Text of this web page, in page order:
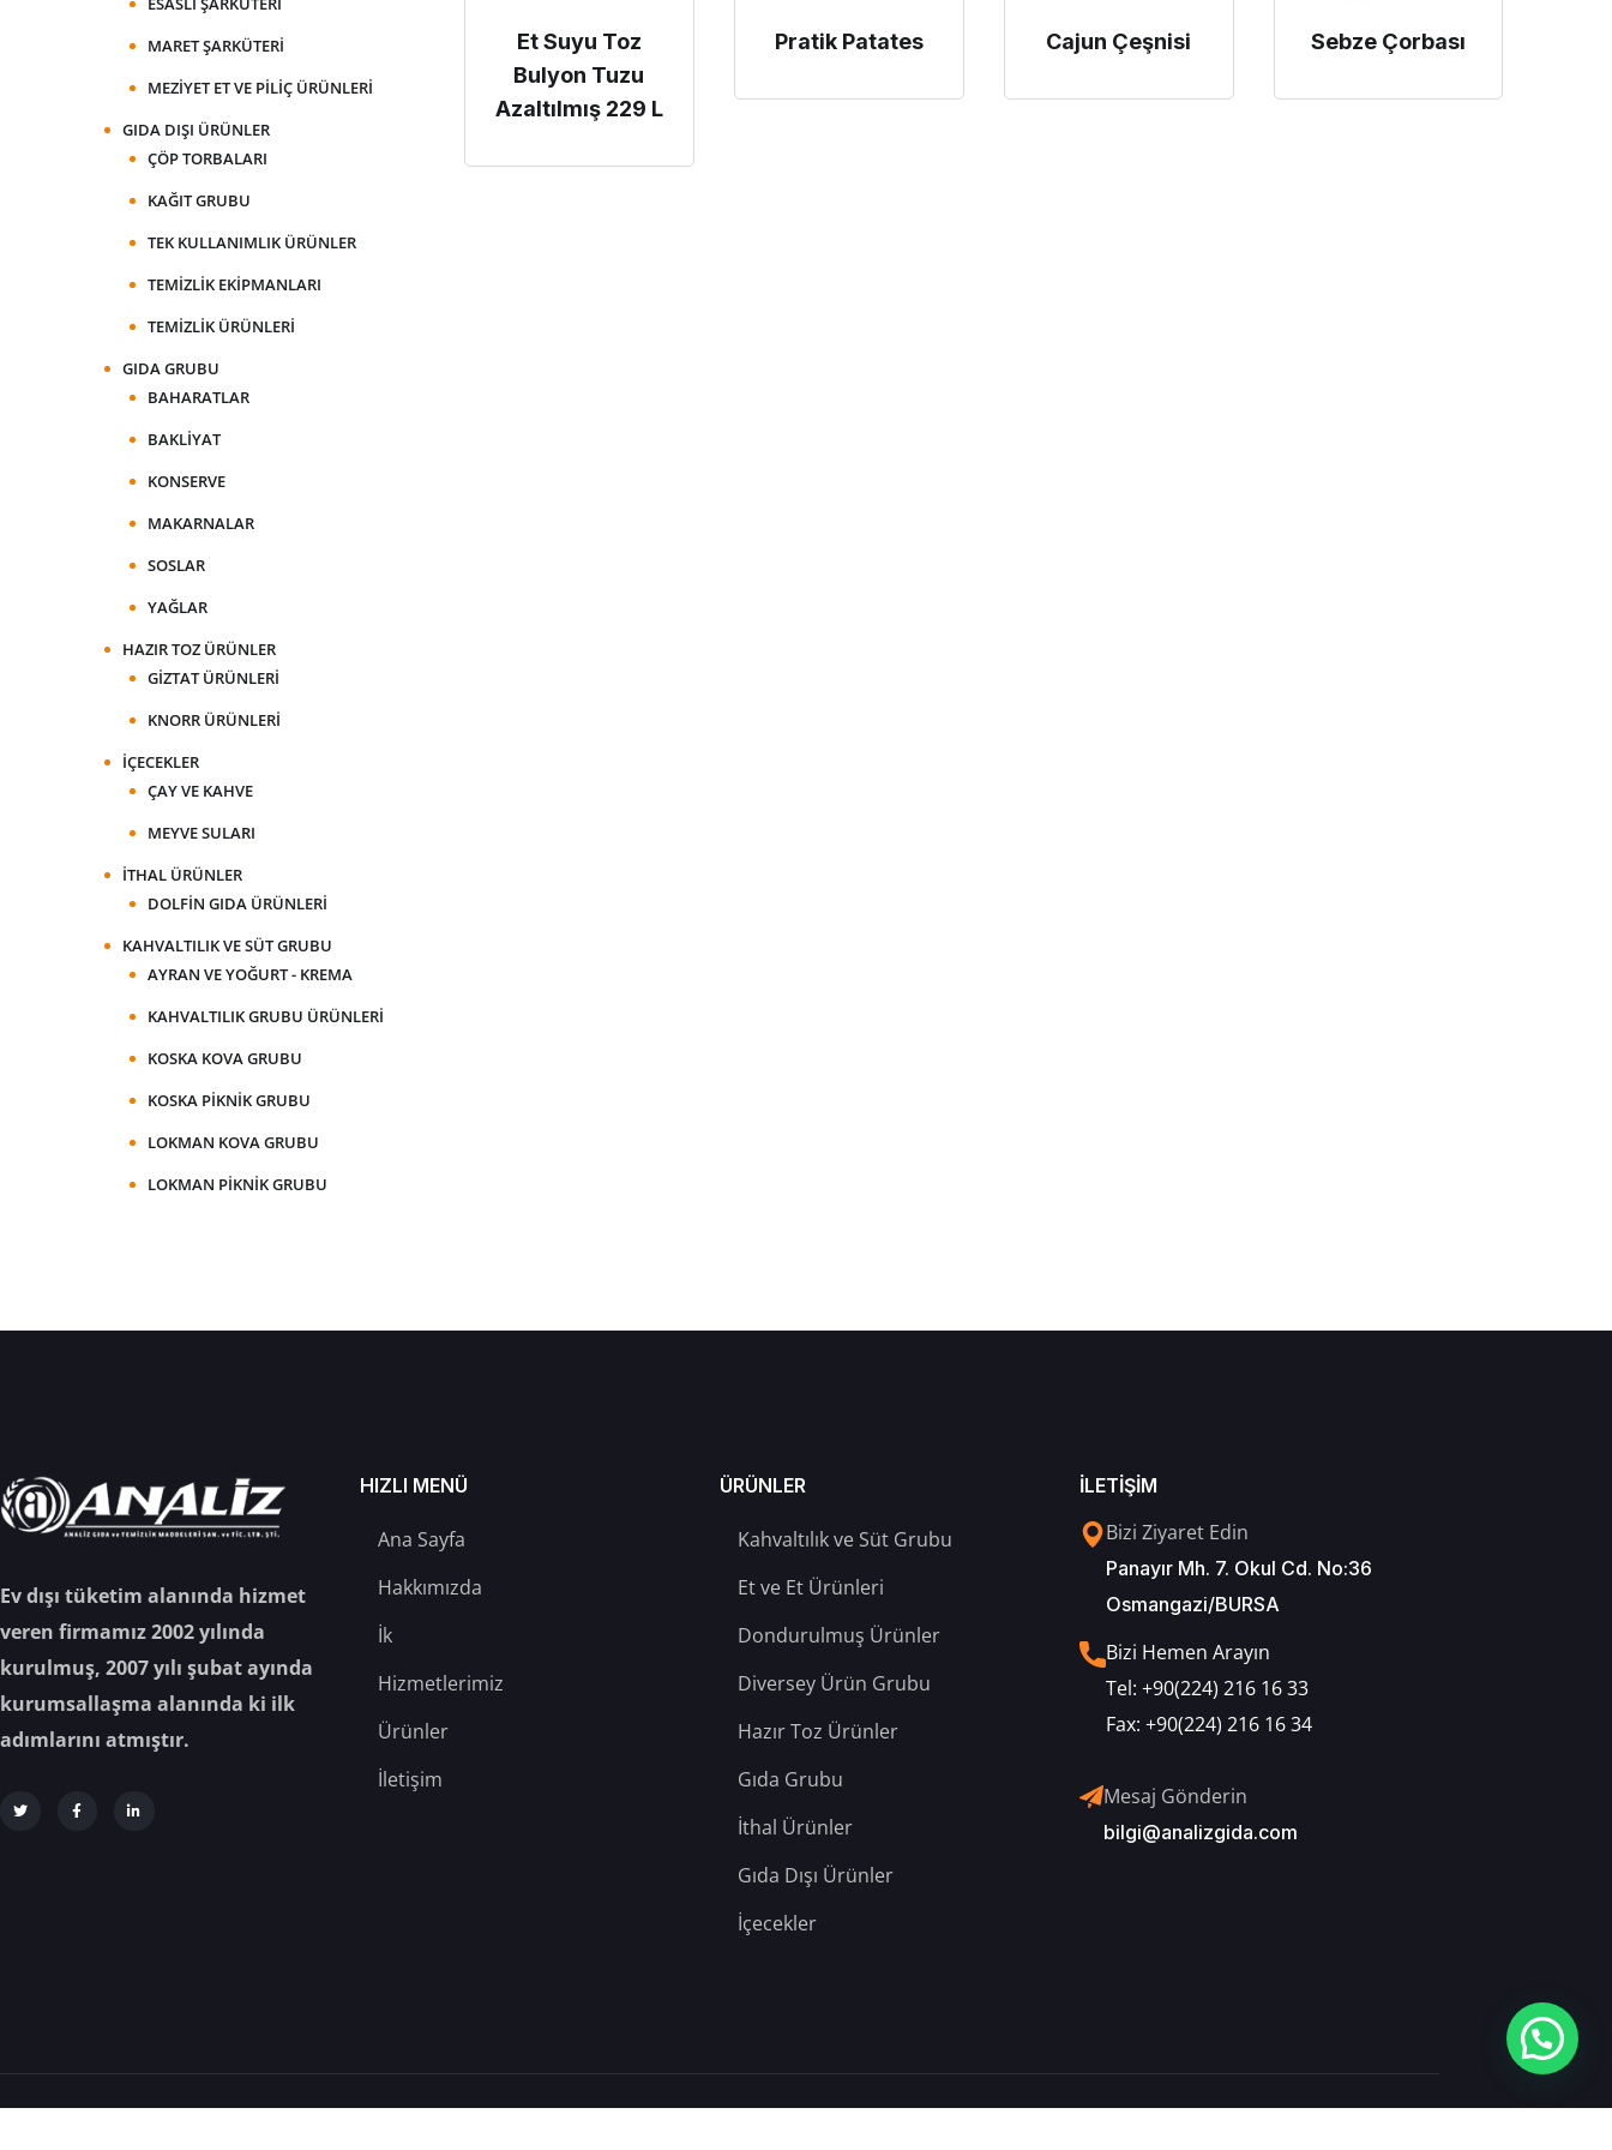
Et Suyu Toz
Bulyon Tuzu
Azaltılmış 229 L
Pratik Patates Cajun Çeşnisi Sebze Çorbası
MARET ŞARKÜTERI
MEZIYET ET VE PILIÇ ÜRÜNLERI
GIDA DIŞI ÜRÜNLER
ÇÖP TORBALARI
KAĞIT GRUBU
TEK KULLANIMLIK ÜRÜNLER
TEMIZLIK EKIPMANLARI
TEMIZLIK ÜRÜNLERI
GIDA GRUBU
BAHARATLAR
BAKLIYAT
KONSERVE
MAKARNALAR
SOSLAR
YAĞLAR
HAZIR TOZ ÜRÜNLER
GIZTAT ÜRÜNLERI
KNORR ÜRÜNLERI
İÇECEKLER
ÇAY VE KAHVE
MEYVE SULARI
İTHAL ÜRÜNLER
DOLFIN GIDA ÜRÜNLERI
KAHVALTILIK VE SÜT GRUBU
AYRAN VE YOĞURT - KREMA
KAHVALTILIK GRUBU ÜRÜNLERI
KOSKA KOVA GRUBU
KOSKA PIKNIK GRUBU
LOKMAN KOVA GRUBU
LOKMAN PIKNIK GRUBU
Ev dışı tüketim alanında hizmet
veren firmamız 2002 yılında
kurulmuş, 2007 yılı şubat ayında
kurumsallaşma alanında ki ilk
adımlarını atmıştır.
HIZLI MENÜ
Ana Sayfa
Hakkımızda
İk
Hizmetlerimiz
Ürünler
İletişim
ÜRÜNLER
Kahvaltılık ve Süt Grubu
Et ve Et Ürünleri
Dondurulmuş Ürünler
Diversey Ürün Grubu
Hazır Toz Ürünler
Gıda Grubu
İthal Ürünler
Gıda Dışı Ürünler
İçecekler
İLETİŞİM
Bizi Ziyaret Edin
Panayır Mh. 7. Okul Cd. No:36
Osmangazi/BURSA
Bizi Hemen Arayın
Tel: +90(224) 216 16 33
Fax: +90(224) 216 16 34
Mesaj Gönderin
bilgi@analizgida.com